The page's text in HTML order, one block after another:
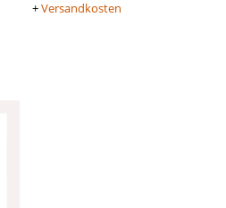
+Versandkosten